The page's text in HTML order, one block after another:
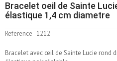
Bracelet oeil de Sainte
élastique 1,4 cm diametre
Reference 1212
Bracelet avec œil de Sainte Lucie rond